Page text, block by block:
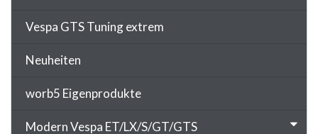
Vespa GTS Tuning extrem
Neuheiten
worb5 Eigenprodukte
Modern Vespa ET/LX/S/GT/GTS